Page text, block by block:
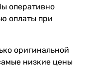
оперативно
оплаты при
оригинальной
низкие цены